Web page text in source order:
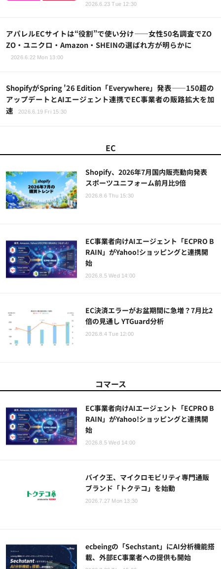
2026.6.23 Tue 12:30
アパレルECサイトは“役割”で使い分け——女性50名調査でZO
ZO・ユニクロ・Amazon・SHEINの選ばれ方が明らかに
2026.6.22 Mon 13:00
ShopifyがSpring '26 Edition「Everywhere」発表——150超の
アップデートとAIエージェント連携でEC事業者の販路拡大を加
速
2026.6.19 Fri 15:30
EC
Shopify、2026年7月国内販売動向発表
スポーツユニフォーム前月比9倍
2026.8.6 Thu 15:30
EC事業者向けAIエージェント「ECPRO B
RAIN」がYahoo!ショッピングと連携開
始
2026.8.5 Wed 14:00
EC決済エラーがお盆期間に急増？7月比2
倍の見通し YTGuard分析
2026.8.4 Tue 12:00
コマース
EC事業者向けAIエージェント「ECPRO B
RAIN」がYahoo!ショッピングと連携開
始
2026.8.5 Wed 14:00
バイク王、マイクロモビリティ専門通販
ブランド「トクテコ」を始動
2026.7.27 Mon 13:30
ecbeingの「Sechstant」にAI分析機能搭
載、外部EC事業者への提供も開始